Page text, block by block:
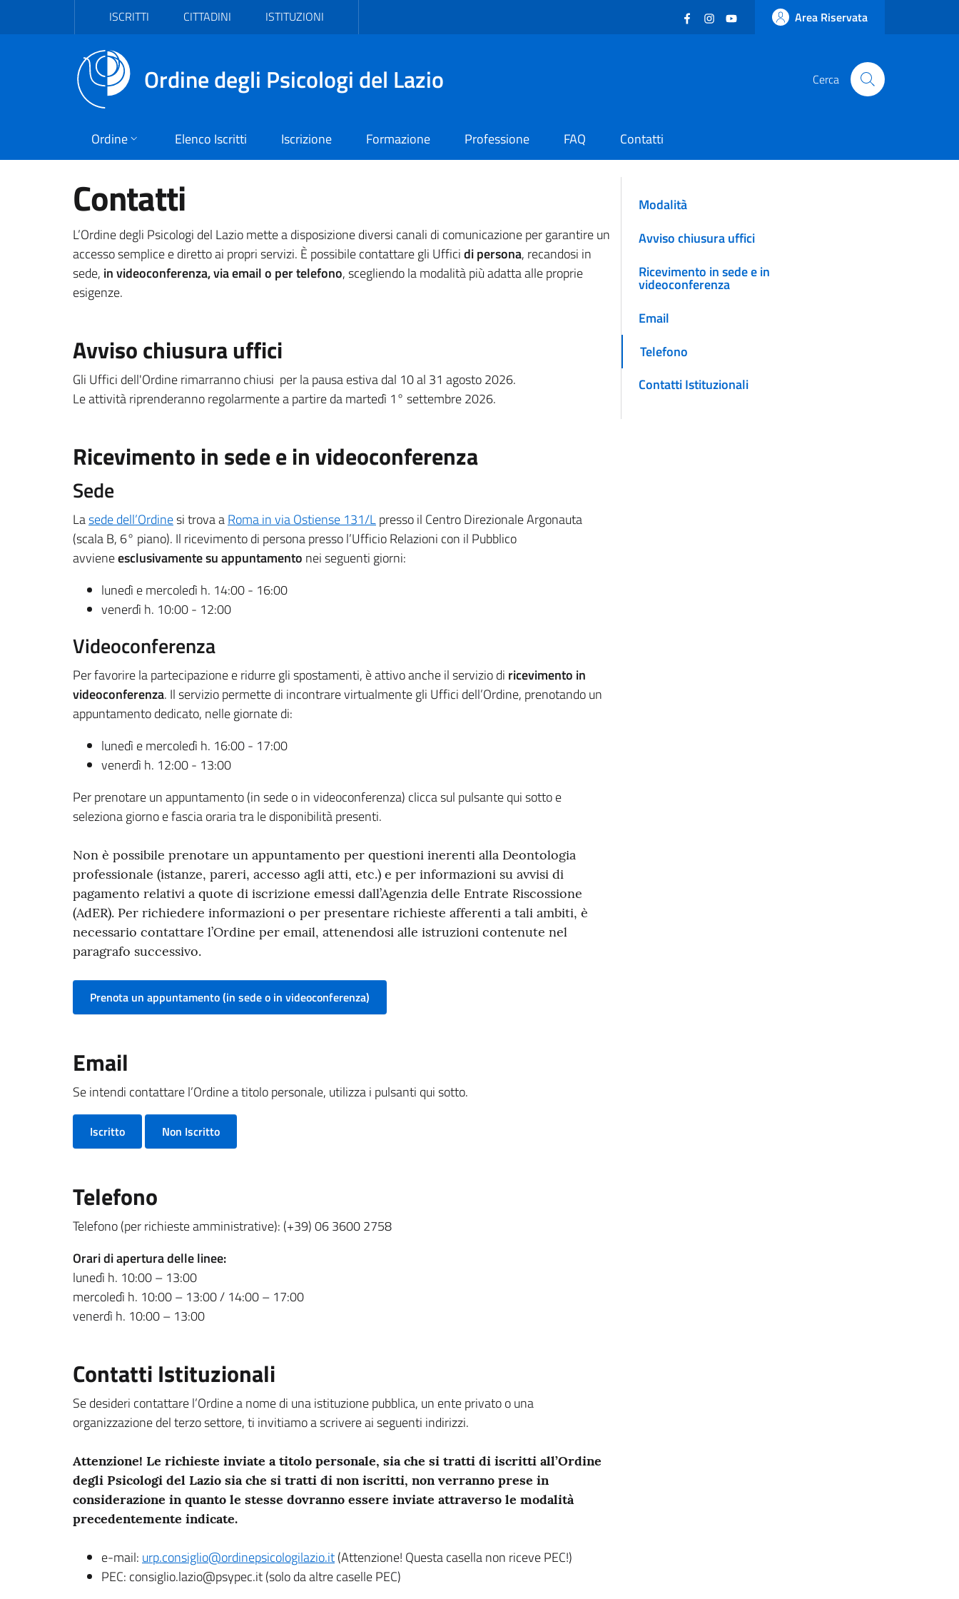
Vai al contenuto principale
ISCRITTI CITTADINI ISTITUZIONI Facebook
(nuova scheda - new tab)
Instagram
(nuova scheda - new tab)
YouTube
(nuova scheda - new tab)
Area Riservata
Ordine degli Psicologi del Lazio Cerca
Ordine Elenco Iscritti Iscrizione Formazione Professione FAQ Contatti
Contatti
L’Ordine degli Psicologi del Lazio mette a disposizione diversi canali di comunicazione per garantire un
accesso semplice e diretto ai propri servizi. È possibile contattare gli Ufficidi persona, recandosi in
sede, in videoconferenza, via email o per telefono, scegliendo la modalità più adatta alle proprie
esigenze.
Avviso chiusura uffici
Gli Uffici dell'Ordine rimarranno chiusi per la pausa estiva dal 10 al 31 agosto 2026.
Le attività riprenderanno regolarmente a partire da martedì 1° settembre 2026.
Ricevimento in sede e in videoconferenza
Sede
Lasede dell’Ordinesi trova aRoma in via Ostiense 131/L(nuova scheda - new tab)
presso il Centro Direzionale Argonauta
(scala B, 6° piano). Il ricevimento di persona presso l’Ufficio Relazioni con il Pubblico
avvieneesclusivamente su appuntamento nei seguenti giorni:
lunedì e mercoledì h. 14:00 - 16:00
venerdì h. 10:00 - 12:00
Videoconferenza
Per favorire la partecipazione e ridurre gli spostamenti, è attivo anche il servizio di ricevimento in
videoconferenza. Il servizio permette di incontrare virtualmente gli Uffici dell’Ordine, prenotando un
appuntamento dedicato, nelle giornate di:
lunedì e mercoledì h. 16:00 - 17:00
venerdì h. 12:00 - 13:00
Per prenotare un appuntamento (in sede o in videoconferenza) clicca sul pulsante qui sotto e
seleziona giorno e fascia oraria tra le disponibilità presenti.
Non è possibile prenotare un appuntamento per questioni inerenti alla Deontologia
professionale (istanze, pareri, accesso agli atti, etc.) e per informazioni su avvisi di
pagamento relativi a quote di iscrizione emessi dall’Agenzia delle Entrate Riscossione
(AdER). Per richiedere informazioni o per presentare richieste afferenti a tali ambiti, è
necessario contattare l’Ordine per email, attenendosi alle istruzioni contenute nel
paragrafo successivo.
Prenota un appuntamento (in sede o in videoconferenza)
Email
Se intendi contattare l’Ordine a titolo personale, utilizza i pulsanti qui sotto.
Iscritto Non Iscritto
Telefono
Telefono (per richieste amministrative): (+39) 06 3600 2758
Orari di apertura delle linee:
lunedì h. 10:00 – 13:00
mercoledì h. 10:00 – 13:00 / 14:00 – 17:00
venerdì h. 10:00 – 13:00
Contatti Istituzionali
Se desideri contattare l’Ordine a nome di una istituzione pubblica, un ente privato o una
organizzazione del terzo settore, ti invitiamo a scrivere ai seguenti indirizzi.
Attenzione! Le richieste inviate a titolo personale, sia che si tratti di iscritti all’Ordine
degli Psicologi del Lazio sia che si tratti di non iscritti, non verranno prese in
considerazione in quanto le stesse dovranno essere inviate attraverso le modalità
precedentemente indicate.
e-mail: urp.consiglio@ordinepsicologilazio.it(nuova scheda - new tab)
(Attenzione! Questa casella non riceve PEC!)
PEC: consiglio.lazio@psypec.it (solo da altre caselle PEC)
Modalità
Avviso chiusura uffici
Ricevimento in sede e in
videoconferenza
Email
Telefono
Contatti Istituzionali